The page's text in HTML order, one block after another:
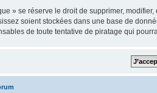
» se réserve le droit de supprimer,
soient stockées dans une base de
de toute tentative de piratage qui